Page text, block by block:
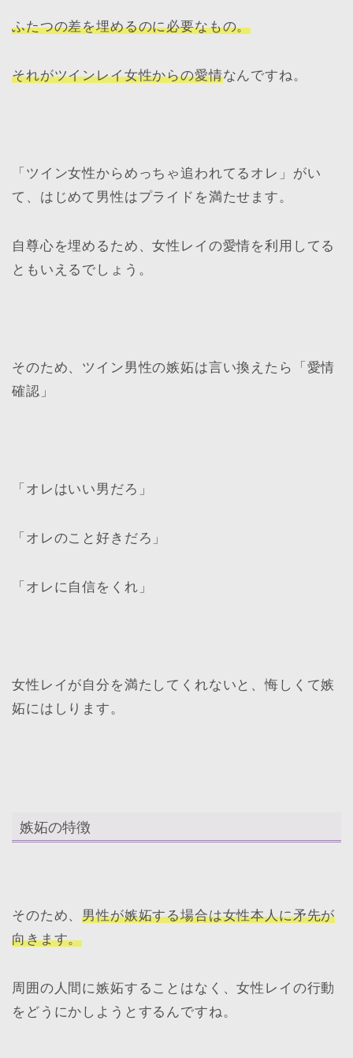
ふたつの差を埋めるのに必要なもの。
それがツインレイ女性からの愛情なんですね。
「ツイン女性からめっちゃ追われてるオレ」がい
て、はじめて男性はプライドを満たせます。
自尊心を埋めるため、女性レイの愛情を利用してる
ともいえるでしょう。
そのため、ツイン男性の嫉妬は言い換えたら「愛情
確認」
「オレはいい男だろ」
「オレのこと好きだろ」
「オレに自信をくれ」
女性レイが自分を満たしてくれないと、悔しくて嫉
妬にはしります。
嫉妬の特徴
そのため、男性が嫉妬する場合は女性本人に矛先が
向きます。
周囲の人間に嫉妬することはなく、女性レイの行動
をどうにかしようとするんですね。